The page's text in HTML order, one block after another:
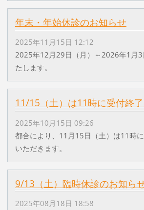
年末・年始休診のお知らせ
2025年11月15日 12:12
2025年12月29日（月）～2026年1月3
たします。
11/15（土）は11時に受付終
2025年10月15日 09:26
都合により、11月15日（土）は11時
いただきます。
9/13（土）臨時休診のお知ら
2025年08月18日 18:58